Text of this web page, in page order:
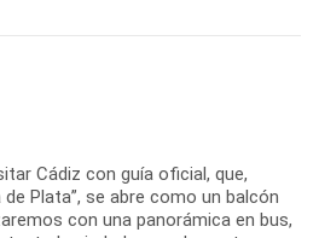
Cádiz con guía oficial, que,
Plata”, se abre como un balcón
con una panorámica en bus,